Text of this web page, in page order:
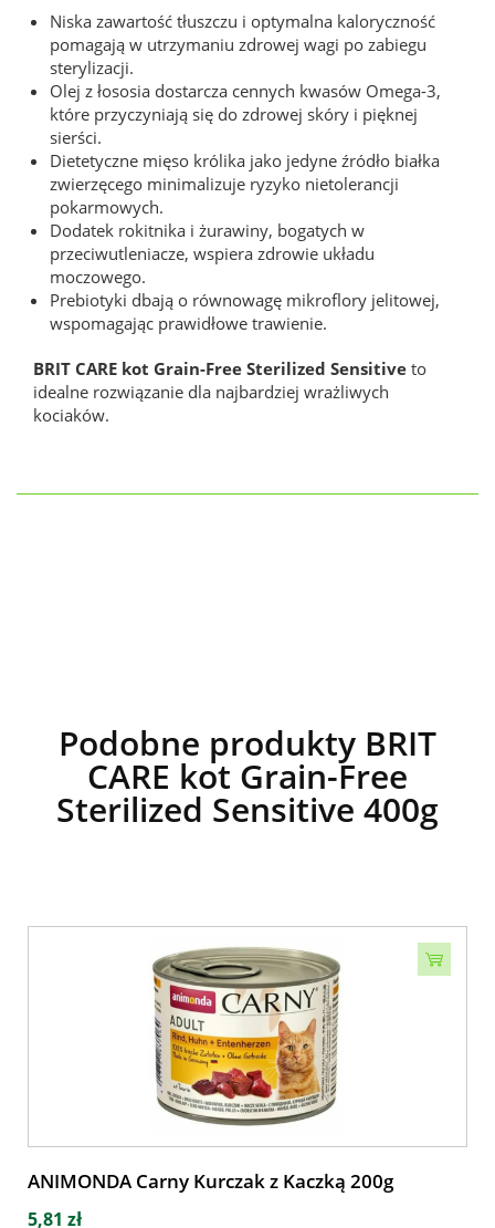
Niska zawartość tłuszczu i optymalna kaloryczność
pomagają w utrzymaniu zdrowej wagi po zabiegu
sterylizacji.
Olej z łososia dostarcza cennych kwasów Omega-3,
które przyczyniają się do zdrowej skóry i pięknej
sierści.
Dietetyczne mięso królika jako jedyne źródło białka
zwierzęcego minimalizuje ryzyko nietolerancji
pokarmowych.
Dodatek rokitnika i żurawiny, bogatych w
przeciwutleniacze, wspiera zdrowie układu
moczowego.
Prebiotyki dbają o równowagę mikroflory jelitowej,
wspomagając prawidłowe trawienie.
BRIT CARE kot Grain-Free Sterilized Sensitive to
idealne rozwiązanie dla najbardziej wrażliwych
kociaków.
Podobne produkty BRIT
CARE kot Grain-Free
Sterilized Sensitive 400g
ANIMONDA Carny Kurczak z Kaczką 200g
5,81 zł